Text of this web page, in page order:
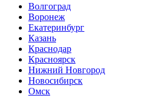
Волгоград
Воронеж
Екатеринбург
Казань
Краснодар
Красноярск
Нижний Новгород
Новосибирск
Омск